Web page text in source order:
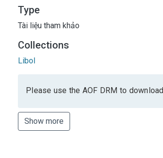
Type
Tài liệu tham khảo
Collections
Libol
Please use the AOF DRM to
Show more